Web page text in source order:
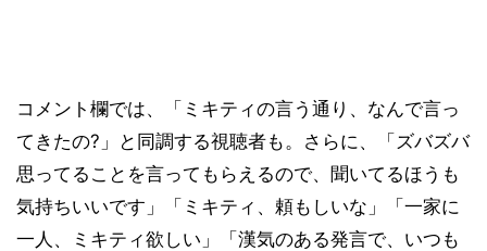
コメント欄では、「ミキティの言う通り、なんで言っ
てきたの?」と同調する視聴者も。さらに、「ズバズバ
思ってることを言ってもらえるので、聞いてるほうも
気持ちいいです」「ミキティ、頼もしいな」「一家に
一人、ミキティ欲しい」「漢気のある発言で、いつも